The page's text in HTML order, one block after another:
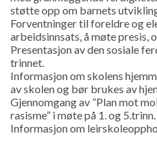
støtte opp om barnets
Forventninger til foreldre og
arbeidsinnsats, å møte presis,
Presentasjon av den sosiale
trinnet.
Informasjon om skolens
av skolen og bør brukes av
Gjennomgang av ”Plan mot
rasisme” i møte på 1. og 5.trinn.
Informasjon om